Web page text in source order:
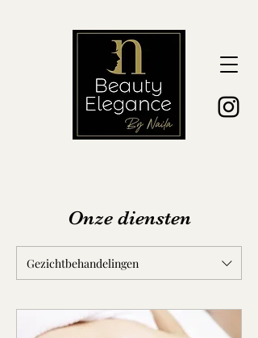
Onze diensten
Gezichtbehandelingen